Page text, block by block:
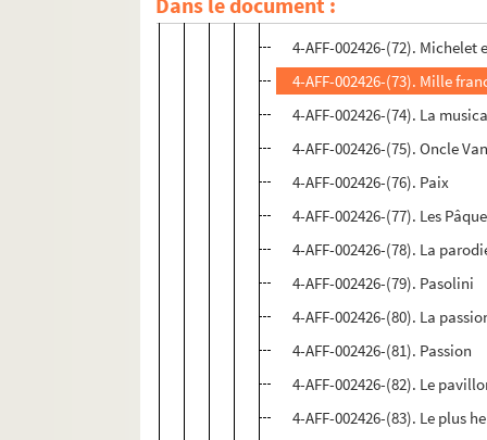
4-AFF-002426-(71).
4-AFF-002426-(72). Michelet
4-AFF-002426-(73). Mille
4-AFF-002426-(74). La
4-AFF-002426-(75). Oncle
4-AFF-002426-(76). Paix
4-AFF-002426-(77). Les
4-AFF-002426-(78). La
4-AFF-002426-(79). Pasolini
4-AFF-002426-(80). La
4-AFF-002426-(81). Passion
4-AFF-002426-(82). Le
4-AFF-002426-(83). Le plus